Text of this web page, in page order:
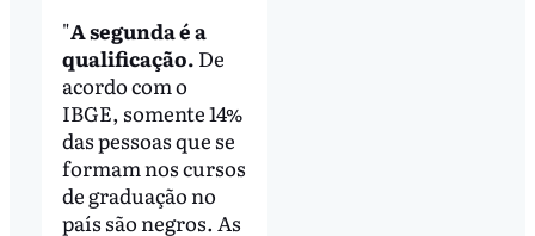
"A segunda é a
qualificação. De
acordo com o
IBGE, somente 14%
das pessoas que se
formam nos cursos
de graduação no
país são negros. As